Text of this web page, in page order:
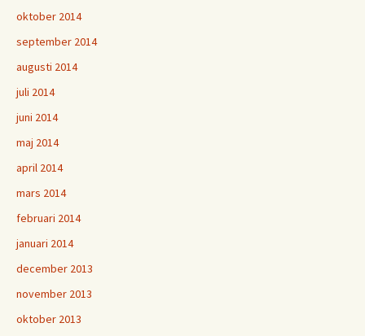
oktober 2014
september 2014
augusti 2014
juli 2014
juni 2014
maj 2014
april 2014
mars 2014
februari 2014
januari 2014
december 2013
november 2013
oktober 2013